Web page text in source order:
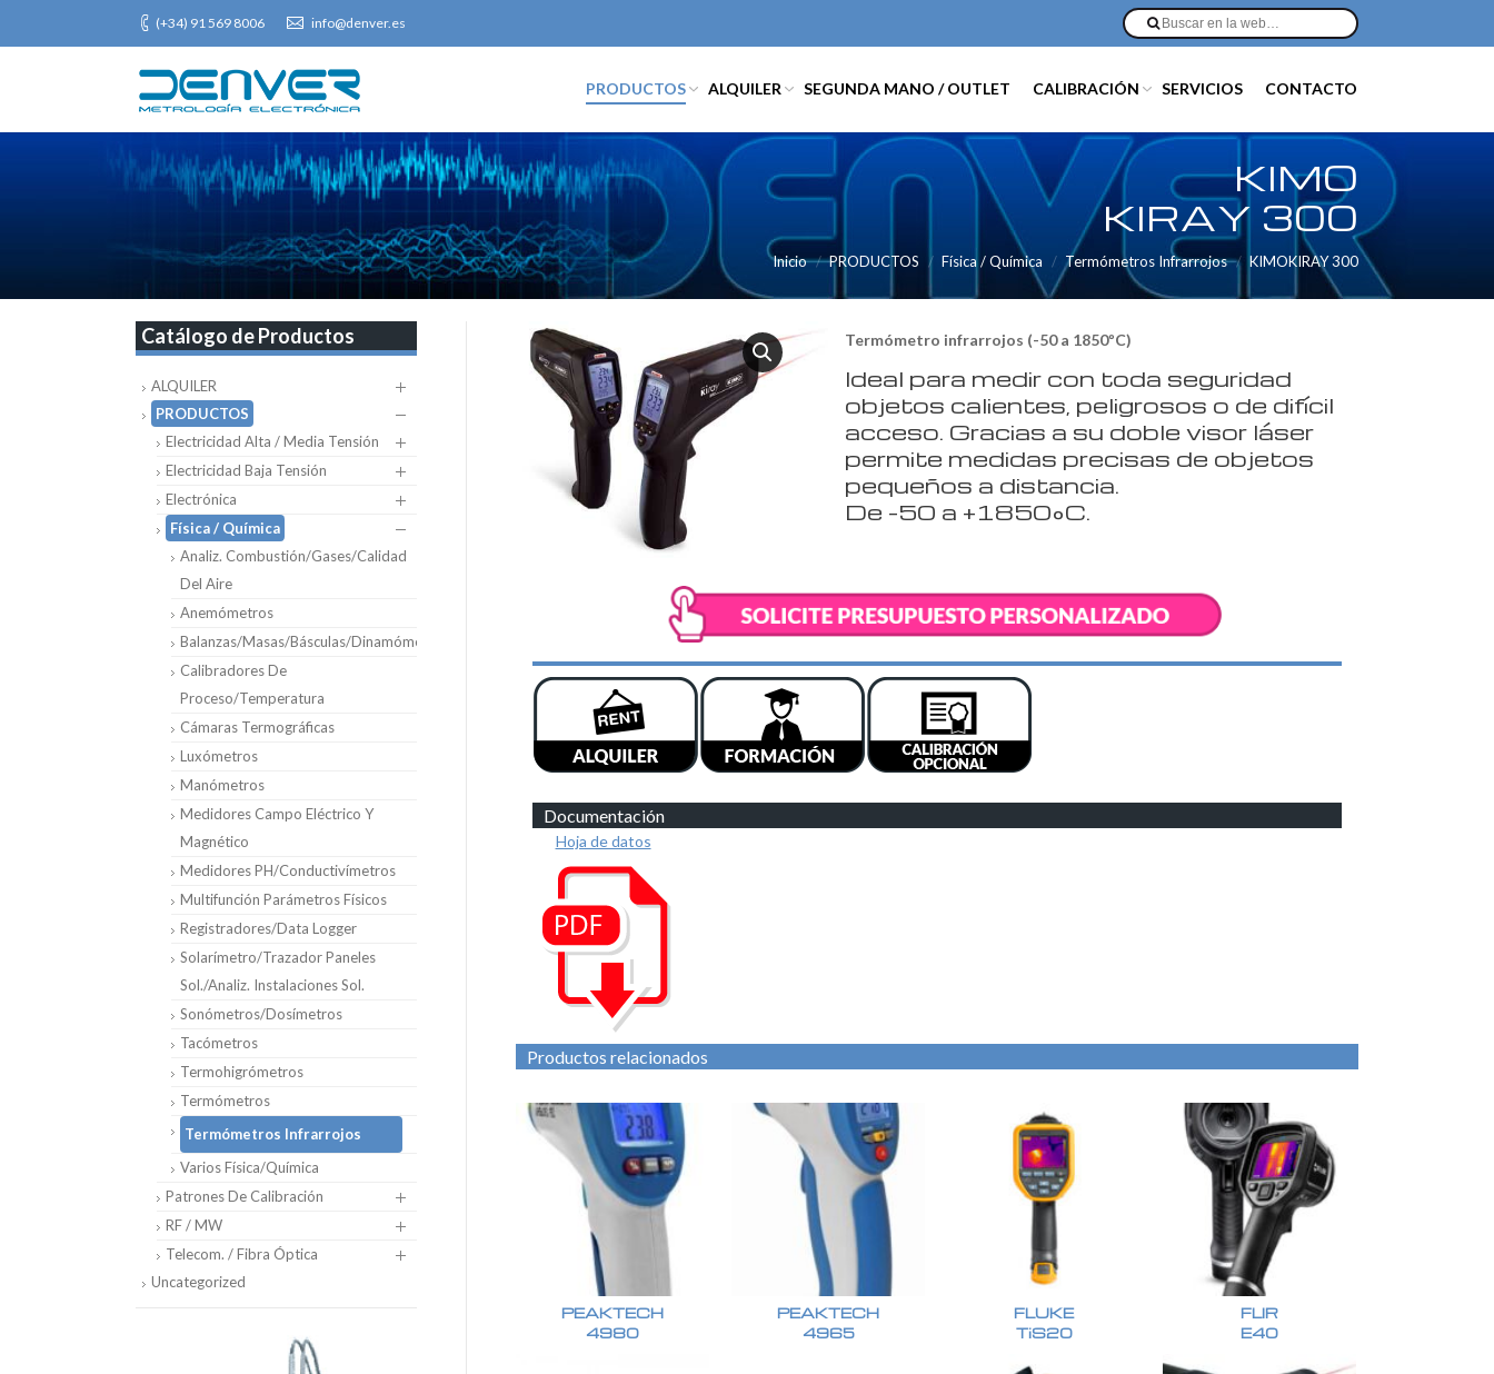
(+34) 91 569 8006 info@denver.es
PRODUCTOS ALQUILER SEGUNDA MANO / OUTLET CALIBRACIÓN SERVICIOS CONTACTO
KIMO
KIRAY 300
Inicio PRODUCTOS Física / Química Termómetros Infrarrojos KIMOKIRAY 300
Termómetro infrarrojos (-50 a 1850ºC)
Ideal para medir con toda seguridad
objetos calientes, peligrosos o de difícil
acceso. Gracias a su doble visor láser
permite medidas precisas de objetos
pequeños a distancia.
De -50 a +1850°C.
Documentación
Hoja de datos
Productos relacionados
PEAKTECH
4980
PEAKTECH
4965
FLUKE
TiS20
FLIR
E40
Catálogo de Productos
ALQUILER
PRODUCTOS
Electricidad Alta / Media Tensión
Electricidad Baja Tensión
Electrónica
Física / Química
Analiz. Combustión/Gases/Calidad
Del Aire
Anemómetros
Balanzas/Masas/Básculas/Dinamómetros
Calibradores De
Proceso/Temperatura
Cámaras Termográficas
Luxómetros
Manómetros
Medidores Campo Eléctrico Y
Magnético
Medidores PH/Conductivímetros
Multifunción Parámetros Físicos
Registradores/Data Logger
Solarímetro/Trazador Paneles
Sol./Analiz. Instalaciones Sol.
Sonómetros/Dosímetros
Tacómetros
Termohigrómetros
Termómetros
Termómetros Infrarrojos
Varios Física/Química
Patrones De Calibración
RF / MW
Telecom. / Fibra Óptica
Uncategorized